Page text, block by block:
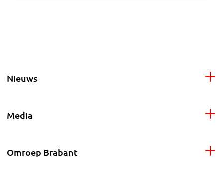
Nieuws
Media
Omroep Brabant